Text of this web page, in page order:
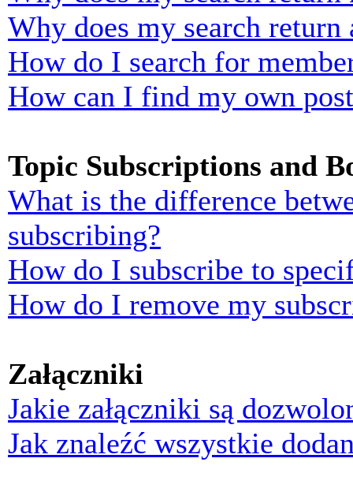
Why does my search return
How do I search for
How can I find my own
Topic Subscriptions and
What is the difference
subscribing?
How do I subscribe to
How do I remove my
Załączniki
Jakie załączniki są
Jak znaleźć wszystkie